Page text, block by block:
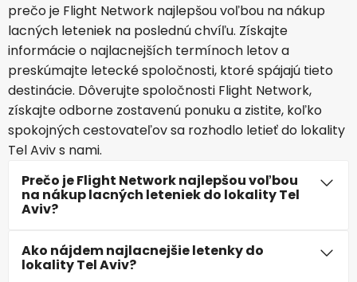
prečo je Flight Network najlepšou voľbou na nákup
lacných leteniek na poslednú chvíľu. Získajte
informácie o najlacnejších termínoch letov a
preskúmajte letecké spoločnosti, ktoré spájajú tieto
destinácie. Dôverujte spoločnosti Flight Network,
získajte odborne zostavenú ponuku a zistite, koľko
spokojných cestovateľov sa rozhodlo letieť do lokality
Tel Aviv s nami.
Prečo je Flight Network najlepšou voľbou
na nákup lacných leteniek do lokality Tel
Aviv?
Ako nájdem najlacnejšie letenky do
lokality Tel Aviv?